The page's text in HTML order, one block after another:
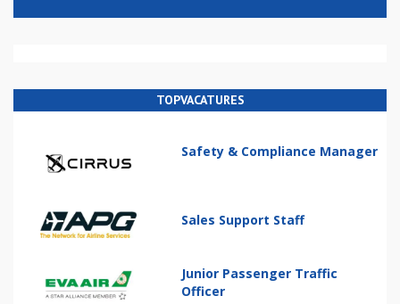
TOPVACATURES
Safety & Compliance Manager
Sales Support Staff
Junior Passenger Traffic
Officer